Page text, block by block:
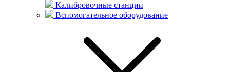
Калибровочные станции
Вспомогательное оборудование